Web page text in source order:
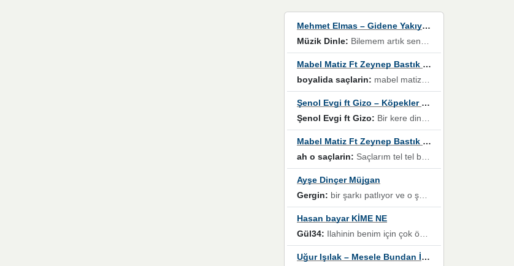
Mehmet Elmas – Gidene Yakıyorum
Müzik Dinle: Bilemem artık senden bir şans daha / Düştüğün zaman ben olmayacağım yanında” dizeleri, artık geçmişin tekrarına izin verilmeyeceğini, kişisel sınırların çizildiğini gösteriyor.
Mabel Matiz Ft Zeynep Bastık – Saçların
boyalida saçlarin: mabel matiz'in maya albümünde yer alan güzellerden. parça da şarkı hani! müzikal altyapısına vurulduğum, sözlerinde kaybolduğum bir parça olmuş.
Şenol Evgi ft Gizo – Köpekler Tanımadıklarına havlar
Şenol Evgi ft Gizo: Bir kere dinlememe rağmen kulaklardan gitmiyor sen sen sen sen kurban ol sen sen sen sen hayran ol yükses ses müzik dinleme sebebisiniz canlar bomba gibi patladınız maşallah
Mabel Matiz Ft Zeynep Bastık – Saçların
ah o saçlarin: Saçlarım tel tel beyazlıyor beyazlagına degil yanımda sen yoksun ona üzülüyorum günler bir bir geçiyor geçen günlere değil sensiz geçen günlere darılıyorum,Dinledikce asla kavusamayacagim ama asla unutamicagim sevdiğim adam için yanar içim
Ayşe Dinçer Müjgan
Gergin: bir şarkı patlıyor ve o şarkıyı millet her paylaşımın altına koyuyor ve öyle bir durum hal alıyor ki şarkıyı dinlemeden şarkıdan bikıyorsun Ama bu enteresan bir şekilde dillere dolanıyor millet olarak seviyoruz dertlerle boğuşurken bir yandan da göbek atmayi))) diyeceklerim bu kadar güzel hoş bir sayfa emeğinize sağlık arkadaşlar kolay gelsin
Hasan bayar KİME NE
Gül34: Ilahinin benim için çok özel bir yeri var İlk çıktığında komşum ne kadar yüksek sesle dinliyorsa orada duymuştum ve YouTube'dan aratıp Bu ilahiyi bulmuştum ve sonra müdavimi oldum günlük Ben de 3-5 kere dinleyip ezberleyip artık ilahiye bende eşlik ediyorum yüksek sesle Allah razı olsun hizmet nimettir Rabbim sizin zahmetlerinize de hayırlı nimetler versin Selam ve dua ile Allah'a emanet olun
Uğur Işılak – Mesele Bundan İbaret